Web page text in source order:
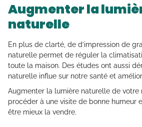
Augmenter la
naturelle
En plus de clarté, de d’impression de
naturelle permet de réguler la
toute la maison. Des études ont aussi
naturelle influe sur notre santé et
Augmenter la lumière naturelle de
procéder à une visite de bonne humeur
être mieux la vendre.